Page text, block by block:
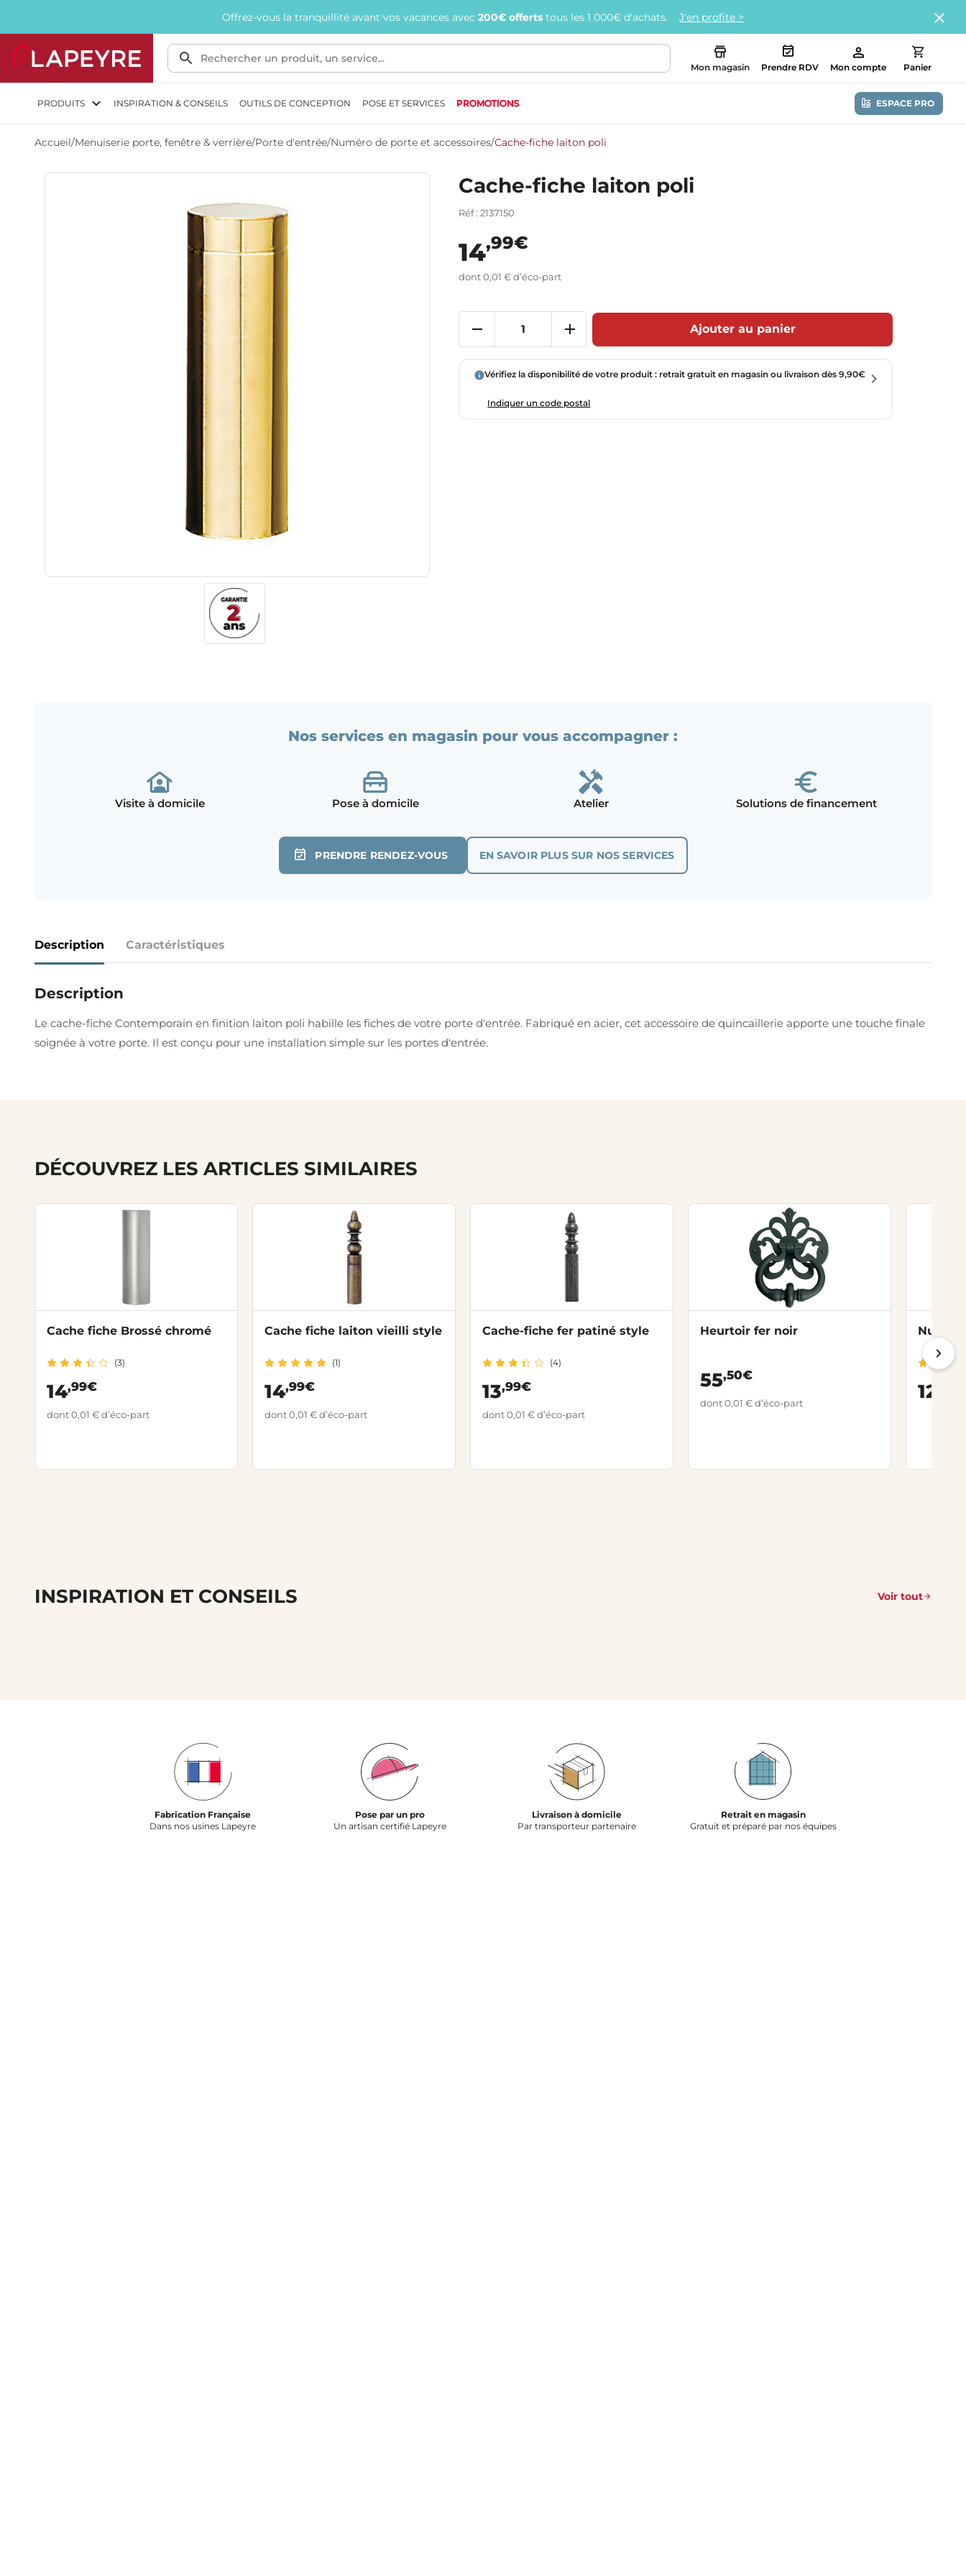
Offrez-vous la tranquillité avant vos vacances avec 200€ offerts tous les 1 000€ d'achats. J'en profite >
Mon magasin Prendre RDV Mon compte Panier
PRODUITS INSPIRATION & CONSEILS OUTILS DE CONCEPTION POSE ET SERVICES PROMOTIONS ESPACE PRO
Accueil/Menuiserie porte, fenêtre & verrière/Porte d'entrée/Numéro de porte et accessoires/Cache-fiche laiton poli
Cache-fiche laiton poli
Réf : 2137150
14,99€
dont 0,01 € d’éco-part
Ajouter au panier
Vérifiez la disponibilité de votre produit : retrait gratuit en magasin ou livraison dès 9,90€
Indiquer un code postal
Nos services en magasin pour vous accompagner :
Visite à domicile Pose à domicile Atelier Solutions de financement
PRENDRE RENDEZ-VOUS EN SAVOIR PLUS SUR NOS SERVICES
Description Caractéristiques
Description
Le cache-fiche Contemporain en finition laiton poli habille les fiches de votre porte d'entrée. Fabriqué en acier, cet accessoire de quincaillerie apporte une touche finale
soignée à votre porte. Il est conçu pour une installation simple sur les portes d'entrée.
DÉCOUVREZ LES ARTICLES SIMILAIRES
Cache fiche Brossé chromé
(3)
14,99€
dont 0,01 € d’éco-part
Cache fiche laiton vieilli style
(1)
14,99€
dont 0,01 € d’éco-part
Cache-fiche fer patiné style
(4)
13,99€
dont 0,01 € d’éco-part
Heurtoir fer noir
55,50€
dont 0,01 € d’éco-part 12
INSPIRATION ET CONSEILS Voir tout
Fabrication Française
Dans nos usines Lapeyre
Pose par un pro
Un artisan certifié Lapeyre
Livraison à domicile
Par transporteur partenaire
Retrait en magasin
Gratuit et préparé par nos équipes